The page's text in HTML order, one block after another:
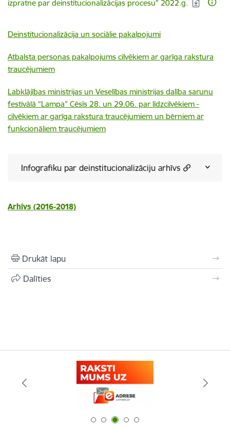
izpratne par deinstitucionalizācijas procesu" 2022.g.
Deinstitucionalizācija un sociālie pakalpojumi
Atbalsta personas pakalpojums cilvēkiem ar garīga rakstura
traucējumiem
Labklājības ministrijas un Veselības ministrijas dalība sarunu
festivālā “Lampa” Cēsīs 28. un 29.06. par līdzcilvēkiem -
cilvēkiem ar garīga rakstura traucējumiem un bērniem ar
funkcionāliem traucējumiem
Infografiku par deinstitucionalizāciju arhīvs
Arhīvs (2016-2018)
Drukāt lapu
Dalīties